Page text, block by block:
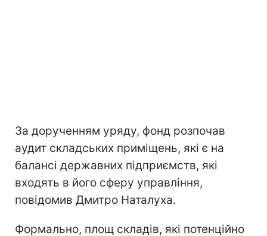
За дорученням уряду, фонд розпочав
аудит складських приміщень, які є на
балансі державних підприємств, які
входять в його сферу управління,
повідомив Дмитро Наталуха.
Формально, площ складів, які потенційно